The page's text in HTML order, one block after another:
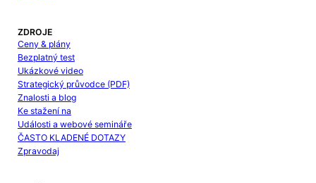
ZDROJE
Ceny & plány
Bezplatný test
Ukázkové video
Strategický průvodce (PDF)
Znalosti a blog
Ke stažení na
Události a webové semináře
ČASTO KLADENÉ DOTAZY
Zpravodaj